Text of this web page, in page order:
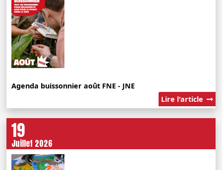
Agenda buissonnier août FNE - JNE
Lire l'article
19
Juillet 2026